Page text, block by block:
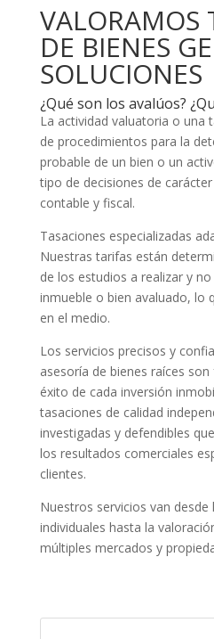
VALORAMOS
DE BIENES
SOLUCIONES
¿Qué son los avalúos?
La actividad valuatoria o una
de procedimientos para la
probable de un bien o un
tipo de decisiones de
contable y fiscal.
Tasaciones especializadas
Nuestras tarifas están
de los estudios a realizar y
inmueble o bien avaluado, lo
en el medio.
Los servicios precisos y
asesoría de bienes raíces
éxito de cada inversión
tasaciones de calidad
investigadas y defendibles
los resultados comerciales
clientes.
Nuestros servicios van
individuales hasta la
múltiples mercados y